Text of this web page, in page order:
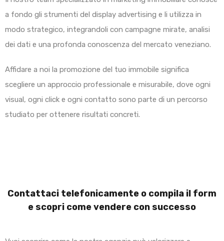
a fondo gli strumenti del display advertising e li utilizza in
modo strategico, integrandoli con campagne mirate, analisi
dei dati e una profonda conoscenza del mercato veneziano.
Affidare a noi la promozione del tuo immobile significa
scegliere un approccio professionale e misurabile, dove ogni
visual, ogni click e ogni contatto sono parte di un percorso
studiato per ottenere risultati concreti.
Contattaci telefonicamente o compila il form
e scopri come vendere con successo